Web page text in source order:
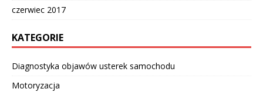
czerwiec 2017
KATEGORIE
Diagnostyka objawów usterek samochodu
Motoryzacja